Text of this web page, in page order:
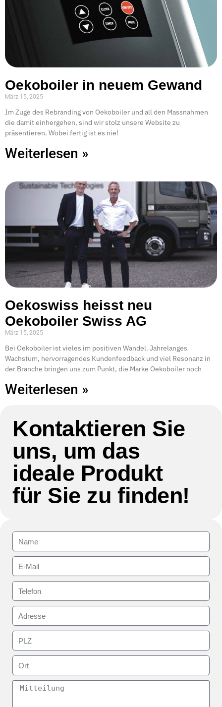
Oekoboiler in neuem Gewand
März 15, 2025
Im Zuge des Rebranding von Oekoboiler und all den Massnahmen
die damit einhergehen, sind wir stolz unsere Website zu
präsentieren. Wobei fertig ist es nie!
Weiterlesen »
Oekoswiss heisst neu
Oekoboiler Swiss AG
März 15, 2025
Bei Oekoboiler ist vieles im positiven Wandel. Jahrelanges
Wachstum, hervorragendes Kundenfeedback und viel Resonanz in
der Branche bringen uns zum Punkt, die Marke Oekoboiler noch
Weiterlesen »
Kontaktieren Sie
uns, um das
ideale Produkt
für Sie zu finden!